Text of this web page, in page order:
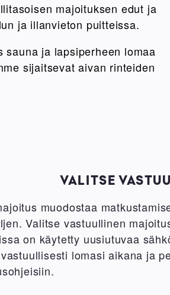
majoituksen edut ja
ja illanvieton puitteissa.
sauna ja lapsiperheen lomaa
sijaitsevat aivan rinteiden
VALITSE
muodostaa
Valitse vastuullinen
on käytetty uusiutuvaa
lomasi aikana ja